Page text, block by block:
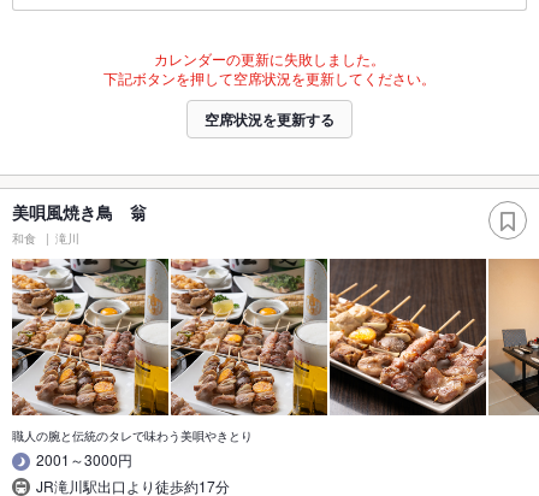
カレンダーの更新に失敗しました。
下記ボタンを押して空席状況を更新してください。
空席状況を更新する
美唄風焼き鳥 翁
和食 滝川
職人の腕と伝統のタレで味わう美唄やきとり
2001～3000円
JR滝川駅出口より徒歩約17分